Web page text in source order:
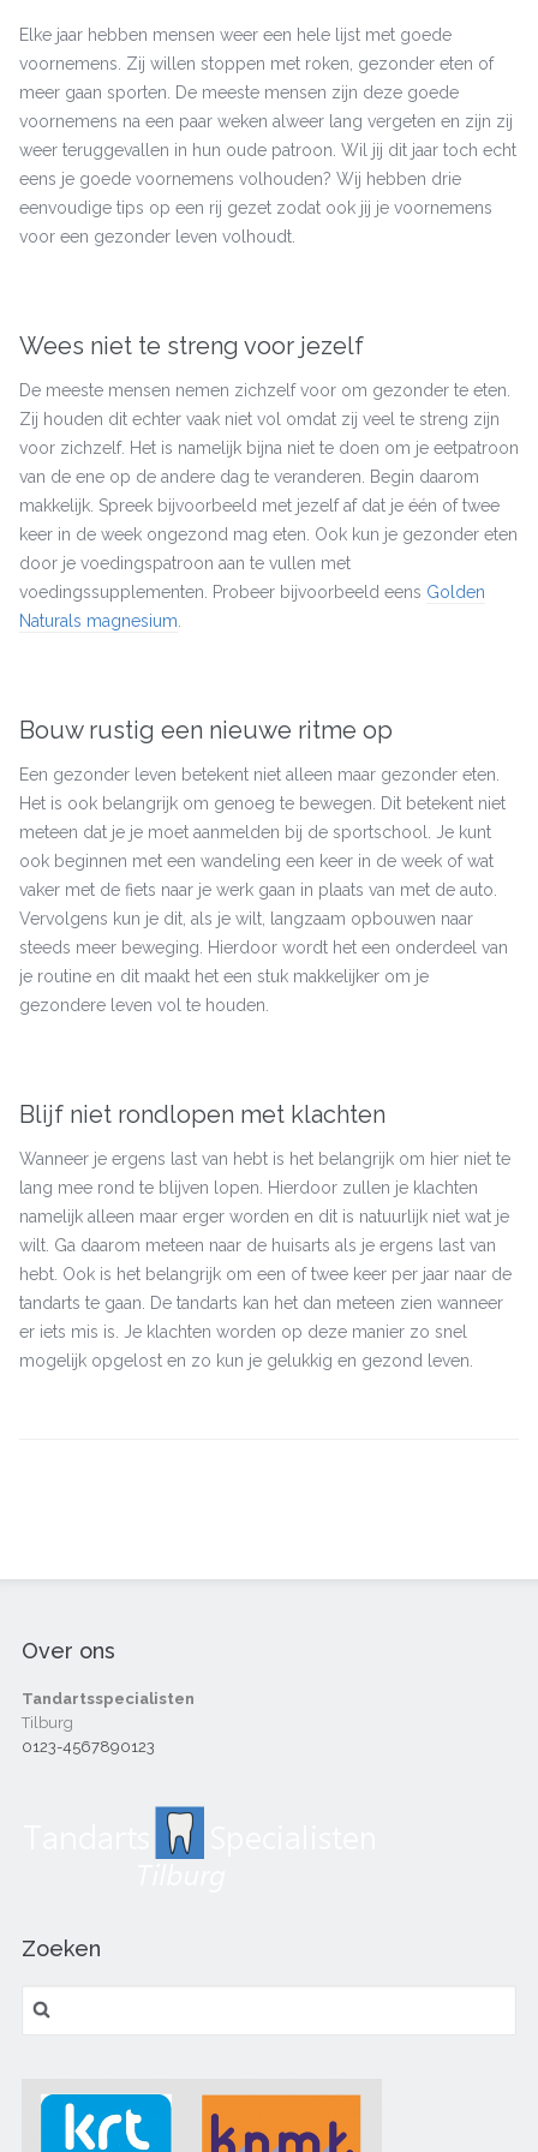
Elke jaar hebben mensen weer een hele lijst met goede
voornemens. Zij willen stoppen met roken, gezonder eten of
meer gaan sporten. De meeste mensen zijn deze goede
voornemens na een paar weken alweer lang vergeten en zijn zij
weer teruggevallen in hun oude patroon. Wil jij dit jaar toch echt
eens je goede voornemens volhouden? Wij hebben drie
eenvoudige tips op een rij gezet zodat ook jij je voornemens
voor een gezonder leven volhoudt.
Wees niet te streng voor jezelf
De meeste mensen nemen zichzelf voor om gezonder te eten.
Zij houden dit echter vaak niet vol omdat zij veel te streng zijn
voor zichzelf. Het is namelijk bijna niet te doen om je eetpatroon
van de ene op de andere dag te veranderen. Begin daarom
makkelijk. Spreek bijvoorbeeld met jezelf af dat je één of twee
keer in de week ongezond mag eten. Ook kun je gezonder eten
door je voedingspatroon aan te vullen met
voedingssupplementen. Probeer bijvoorbeeld eens Golden
Naturals magnesium
Bouw rustig een nieuwe ritme op
Een gezonder leven betekent niet alleen maar gezonder eten.
Het is ook belangrijk om genoeg te bewegen. Dit betekent niet
meteen dat je je moet aanmelden bij de sportschool. Je kunt
ook beginnen met een wandeling een keer in de week of wat
vaker met de fiets naar je werk gaan in plaats van met de auto.
Vervolgens kun je dit, als je wilt, langzaam opbouwen naar
steeds meer beweging. Hierdoor wordt het een onderdeel van
je routine en dit maakt het een stuk makkelijker om je
gezondere leven vol te houden.
Blijf niet rondlopen met klachten
Wanneer je ergens last van hebt is het belangrijk om hier niet te
lang mee rond te blijven lopen. Hierdoor zullen je klachten
namelijk alleen maar erger worden en dit is natuurlijk niet wat je
wilt. Ga daarom meteen naar de huisarts als je ergens last van
hebt. Ook is het belangrijk om een of twee keer per jaar naar de
tandarts te gaan. De tandarts kan het dan meteen zien wanneer
er iets mis is. Je klachten worden op deze manier zo snel
mogelijk opgelost en zo kun je gelukkig en gezond leven.
Over ons
Tandartsspecialisten
Tilburg
0123-4567890123
Zoeken
naar: